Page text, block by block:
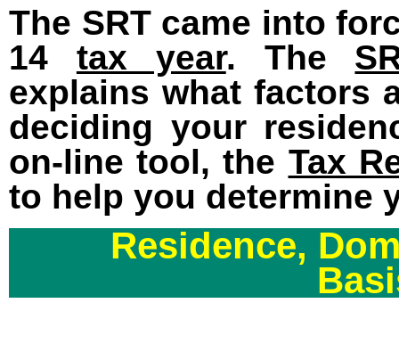
The SRT came into
14 tax year. The
explains what factors
deciding your
on-line tool, the Tax
to help you determine
Residence,